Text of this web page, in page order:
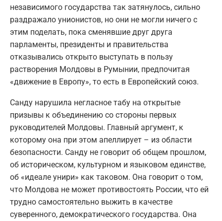
независимого государства так затянулось, сильно
раздражало унионистов, но они не могли ничего с
этим поделать, пока сменявшие друг друга
парламенты, президенты и правительства
отказывались открыто выступать в пользу
растворения Молдовы в Румынии, предпочитая
«движение в Европу», то есть в Европейский союз.
Санду нарушила негласное табу на открытые
призывы к объединению со стороны первых
руководителей Молдовы. Главный аргумент, к
которому она при этом апеллирует – из области
безопасности. Санду не говорит об общем прошлом,
об историческом, культурном и языковом единстве,
об «идеале унири» как таковом. Она говорит о том,
что Молдова не может противостоять России, что ей
трудно самостоятельно выжить в качестве
суверенного, демократического государства. Она